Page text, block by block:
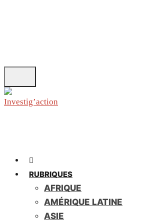
RUBRIQUES
AFRIQUE
AMÉRIQUE LATINE
ASIE